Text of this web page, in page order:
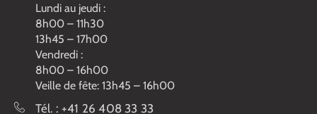
Lundi au jeudi :
8h00 – 11h30
13h45 – 17h00
Vendredi :
8h00 – 16h00
Veille de fête: 13h45 – 16h00
Tél. : +41 26 408 33 33